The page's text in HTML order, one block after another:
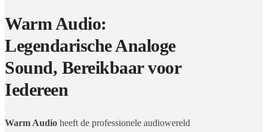
Warm Audio:
Legendarische Analoge
Sound, Bereikbaar voor
Iedereen
Warm Audio heeft de professionele audiowereld